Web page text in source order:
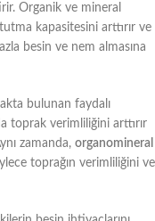
Organik ve mineral
kapasitesini arttırır ve
besin ve nem almasına
bulunan faydalı
toprak verimliliğini arttırır
zamanda, organomineral
toprağın verimliliğini ve